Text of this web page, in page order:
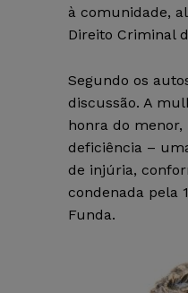
à comunidade,
Direito Criminal
Segundo os
discussão. A
honra do
deficiência –
de injúria,
condenada pela
Funda.